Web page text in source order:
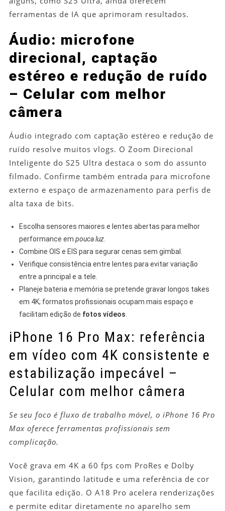
ferramentas de IA que aprimoram resultados.
Áudio: microfone
direcional, captação
estéreo e redução de ruído
– Celular com melhor
câmera
Áudio integrado com captação estéreo e redução de
ruído resolve muitos vlogs. O Zoom Direcional
Inteligente do S25 Ultra destaca o som do assunto
filmado. Confirme também entrada para microfone
externo e espaço de armazenamento para perfis de
alta taxa de bits.
Escolha sensores maiores e lentes abertas para melhor
performance em pouca luz.
Combine OIS e EIS para segurar cenas sem gimbal.
Verifique consistência entre lentes para evitar variação
entre a principal e a tele.
Planeje bateria e memória se pretende gravar longos takes
em 4K; formatos profissionais ocupam mais espaço e
facilitam edição de fotos vídeos.
iPhone 16 Pro Max: referência
em vídeo com 4K consistente e
estabilização impecável –
Celular com melhor câmera
Se seu foco é fluxo de trabalho móvel, o iPhone 16 Pro
Max oferece ferramentas profissionais sem
complicação.
Você grava em 4K a 60 fps com ProRes e Dolby
Vision, garantindo latitude e uma referência de cor
que facilita edição. O A18 Pro acelera renderizações
e permite editar diretamente no aparelho sem